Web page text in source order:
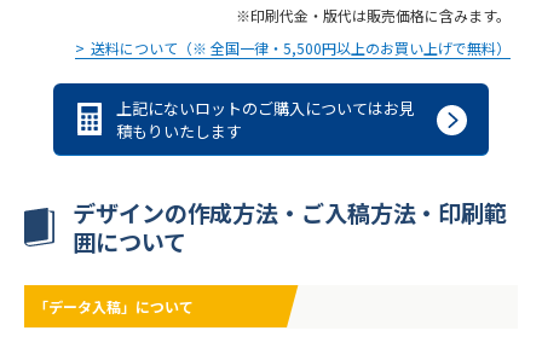
印刷代金・版代は販売価格に含みます。
送料について（※ 全国一律・5,500円以上のお買い上げで無料）
上記にないロットのご購入についてはお見
積もりいたします
デザインの作成方法・ご入稿方法・印刷範
囲について
「データ入稿」について